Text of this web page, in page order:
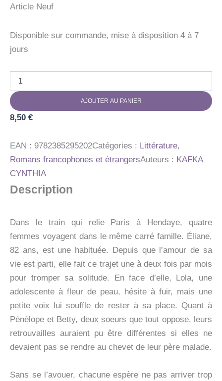
Article Neuf
Disponible sur commande, mise à disposition 4 à 7
jours
AU
TRAIN
OU
VIE
AJOUTER AU PANIER
8,50 €
EAN : 9782385295202Catégories : Littérature,
Romans francophones et étrangersAuteurs : KAFKA
CYNTHIA
Description
Dans le train qui relie Paris à Hendaye, quatre
femmes voyagent dans le même carré famille. Éliane,
82 ans, est une habituée. Depuis que l’amour de sa
vie est parti, elle fait ce trajet une à deux fois par mois
pour tromper sa solitude. En face d’elle, Lola, une
adolescente à fleur de peau, hésite à fuir, mais une
petite voix lui souffle de rester à sa place. Quant à
Pénélope et Betty, deux soeurs que tout oppose, leurs
retrouvailles auraient pu être différentes si elles ne
devaient pas se rendre au chevet de leur père malade.
Sans se l’avouer, chacune espère ne pas arriver trop